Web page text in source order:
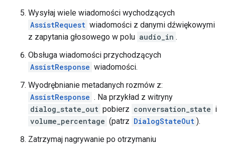
Wysyłaj wiele wiadomości wychodzących
AssistRequest wiadomości z danymi dźwiękowymi
z zapytania głosowego w polu audio_in .
Obsługa wiadomości przychodzących
AssistResponse wiadomości.
Wyodrębnianie metadanych rozmów z:
AssistResponse . Na przykład z witryny
dialog_state_out pobierz conversation_state i
volume_percentage (patrz DialogStateOut ).
Zatrzymaj nagrywanie po otrzymaniu